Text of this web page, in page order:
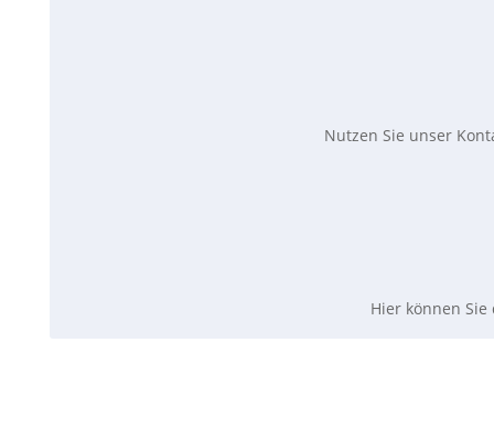
Nutzen Sie unser
Hier können